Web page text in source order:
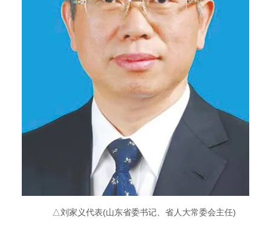
△刘家义代表(山东省委书记、省人大常委会主任)